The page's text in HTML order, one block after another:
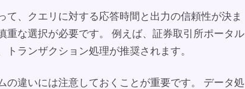
て、クエリに対する応答時間と出力の信頼性が決ま
重な選択が必要です。 例えば、証券取引所ポータル
ランザクション処理が推奨されます。
の違いには注意しておくことが重要です。 データ処